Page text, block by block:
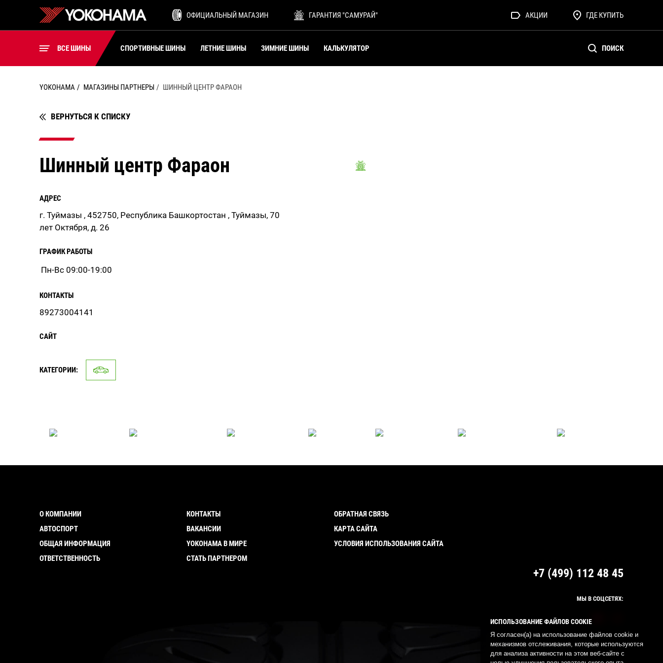
ОФИЦИАЛЬНЫЙ МАГАЗИН ГАРАНТИЯ "САМУРАЙ" АКЦИИ ГДЕ КУПИТЬ
ВСЕ ШИНЫ СПОРТИВНЫЕ ШИНЫ ЛЕТНИЕ ШИНЫ ЗИМНИЕ ШИНЫ КАЛЬКУЛЯТОР ПОИСК
ШИНЫ ДЛЯ ВИЛОЧНЫХ
ПОГРУЗЧИКОВ
YOKOHAMA МАГАЗИНЫ ПАРТНЕРЫ ШИННЫЙ ЦЕНТР ФАРАОН
ВЕРНУТЬСЯ К СПИСКУ
Шинный центр Фараон
АДРЕС
г. Туймазы , 452750, Республика Башкортостан , Туймазы, 70
лет Октября, д. 26
ГРАФИК РАБОТЫ
Пн-Вс 09:00-19:00
КОНТАКТЫ
89273004141
САЙТ
КАТЕГОРИИ:
О КОМПАНИИ
АВТОСПОРТ
ОБЩАЯ ИНФОРМАЦИЯ
ОТВЕТСТВЕННОСТЬ
КОНТАКТЫ
ВАКАНСИИ
YOKOHAMA В МИРЕ
СТАТЬ ПАРТНЕРОМ
ОБРАТНАЯ СВЯЗЬ
КАРТА САЙТА
УСЛОВИЯ ИСПОЛЬЗОВАНИЯ САЙТА
+7 (499) 112 48 45
МЫ В СОЦСЕТЯХ:
ИСПОЛЬЗОВАНИЕ ФАЙЛОВ COOKIE
Я согласен(а) на использование файлов cookie и
механизмов отслеживания, которые используются
для анализа активности на этом веб-сайте с